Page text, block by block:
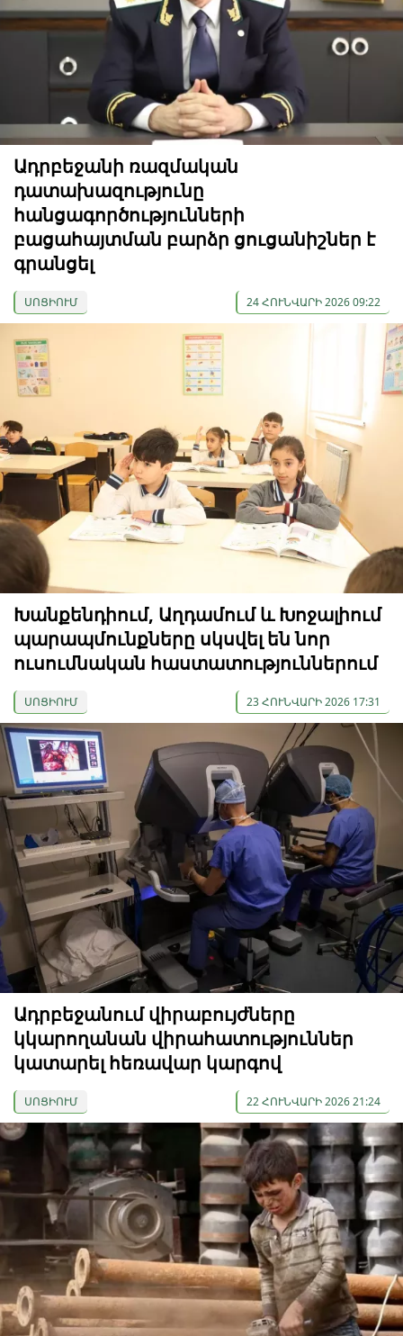
Ադրբեջանի ռազմական
դատախազությունը
հանցագործությունների
բացահայտման բարձր ցուցանիշներ է
գրանցել
ՍՈՑԻՈՒՄ 24 ՀՈՒՆՎԱՐԻ 2026 09:22
Խանքենդիում, Աղդամում և Խոջալիում
պարապմունքները սկսվել են նոր
ուսումնական հաստատություններում
ՍՈՑԻՈՒՄ 23 ՀՈՒՆՎԱՐԻ 2026 17:31
Ադրբեջանում վիրաբույժները
կկարողանան վիրահատություններ
կատարել հեռավար կարգով
ՍՈՑԻՈՒՄ 22 ՀՈՒՆՎԱՐԻ 2026 21:24